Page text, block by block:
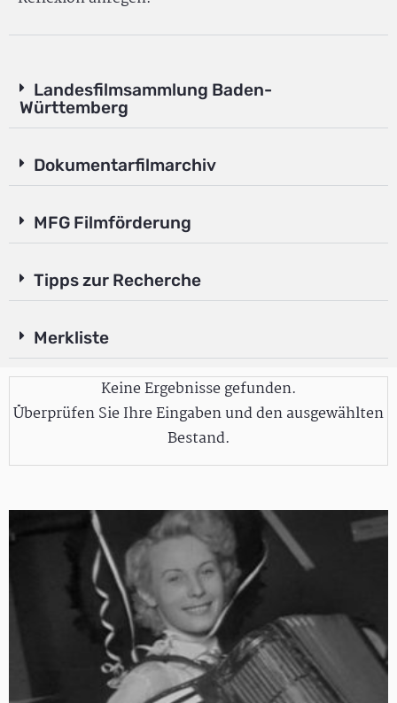
Landesfilmsammlung Baden-
Württemberg
Dokumentarfilmarchiv
MFG Filmförderung
Tipps zur Recherche
Merkliste
Keine Ergebnisse gefunden.
Überprüfen Sie Ihre Eingaben und den ausgewählten
Bestand.